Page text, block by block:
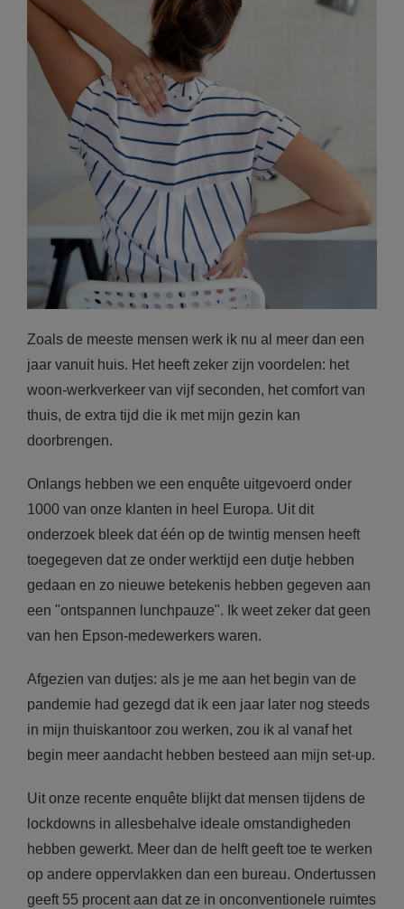
Zoals de meeste mensen werk ik nu al meer dan een
jaar vanuit huis. Het heeft zeker zijn voordelen: het
woon-werkverkeer van vijf seconden, het comfort van
thuis, de extra tijd die ik met mijn gezin kan
doorbrengen.
Onlangs hebben we een enquête uitgevoerd onder
1000 van onze klanten in heel Europa. Uit dit
onderzoek bleek dat één op de twintig mensen heeft
toegegeven dat ze onder werktijd een dutje hebben
gedaan en zo nieuwe betekenis hebben gegeven aan
een "ontspannen lunchpauze". Ik weet zeker dat geen
van hen Epson-medewerkers waren.
Afgezien van dutjes: als je me aan het begin van de
pandemie had gezegd dat ik een jaar later nog steeds
in mijn thuiskantoor zou werken, zou ik al vanaf het
begin meer aandacht hebben besteed aan mijn set-up.
Uit onze recente enquête blijkt dat mensen tijdens de
lockdowns in allesbehalve ideale omstandigheden
hebben gewerkt. Meer dan de helft geeft toe te werken
op andere oppervlakken dan een bureau. Ondertussen
geeft 55 procent aan dat ze in onconventionele ruimtes